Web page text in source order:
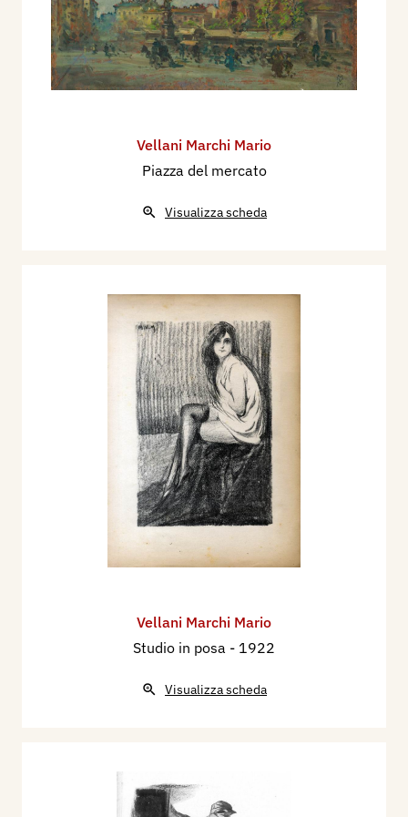
Vellani Marchi Mario
Piazza del mercato
Visualizza scheda
Vellani Marchi Mario
Studio in posa - 1922
Visualizza scheda